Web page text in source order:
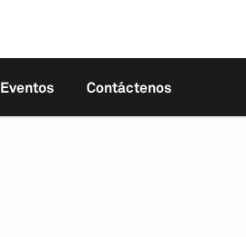
Eventos Contáctenos